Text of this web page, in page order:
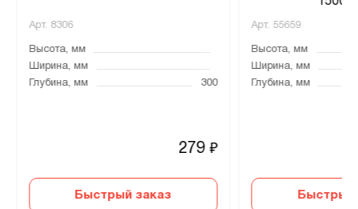
Арт. 8306
Высота, мм
Ширина, мм
Глубина, мм
300
279₽
Быстрый заказ
Арт. 55659
Высота, мм
Ширина, мм
Глубина, мм
Быстрый